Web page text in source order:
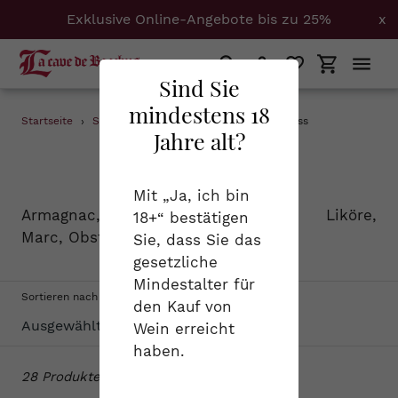
Sind Sie
mindestens 18
Jahre alt?
Mit „Ja, ich bin
18+“ bestätigen
Sie, dass Sie das
gesetzliche
Mindestalter für
den Kauf von
Wein erreicht
haben.
Direkt
Exklusive Online-Angebote bis zu 25% x
Einloggen
Startseite › Spirituosen › 1 + 1.5 + Calvados + Elsass
a
m
m
u
n
Spirituosen
Armagnac, Cognac, Calvados, Liköre,
Marc, Obstbrand...
Sortieren nach
28 Produkte